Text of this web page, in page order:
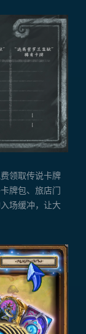
领取传说卡牌
牌包、旅店门
场缓冲，让大